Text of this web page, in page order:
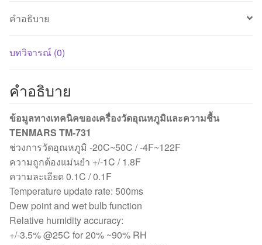
Temperature/Humidty
ชิ้น
คำอธิบาย
บทวิจารณ์ (0)
คำอธิบาย
ข้อมูลทางเทคนิคของเครื่องวัดอุณหภูมิและความชื้น
TENMARS TM-731
ช่วงการวัดอุณหภูมิ -20C~50C / -4F~122F
ความถูกต้องแม่นยำ +/-1C / 1.8F
ความละเอียด 0.1C / 0.1F
Temperature update rate: 500ms
Dew point and wet bulb function
Relative humidity accuracy:
+/-3.5% @25C for 20% ~90% RH